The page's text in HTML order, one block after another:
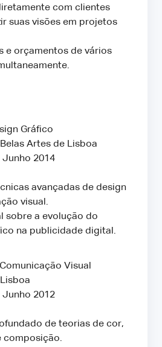
com clientes
suas visões em projetos
e orçamentos de vários
Gráfico
Artes de Lisboa
2014
avançadas de design
visual.
sobre a evolução do
na publicidade digital.
Visual
2012
de teorias de cor,
composição.